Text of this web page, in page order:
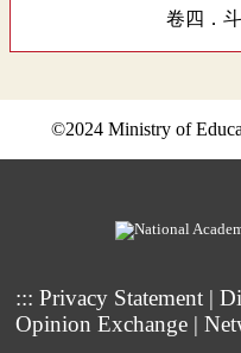
卷四．
©2024 Ministry of
::: Privacy Statement|
Opinion Exchange|